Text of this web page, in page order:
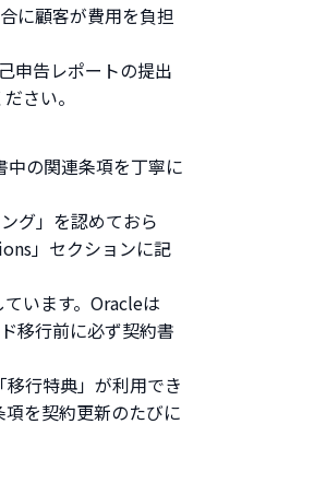
に顧客が費用を負担
申告レポートの提出
さい。
の関連条項を丁寧に
グ」を認めておら
」セクションに記
います。Oracleは
移行前に必ず契約書
行特典」が利用でき
を契約更新のたびに